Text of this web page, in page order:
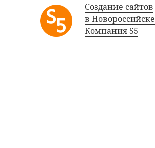
Создание сайтов
в Новороссийске
Компания S5